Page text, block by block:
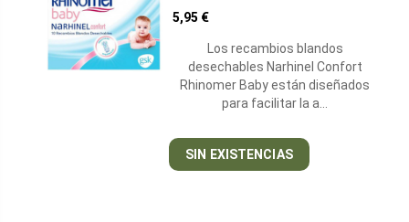
5,95 €
Los recambios blandos
desechables Narhinel Confort
Rhinomer Baby están diseñados
para facilitar la a…
SIN EXISTENCIAS